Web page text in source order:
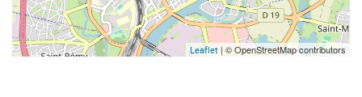
Leaflet| © OpenStreetMap contributors